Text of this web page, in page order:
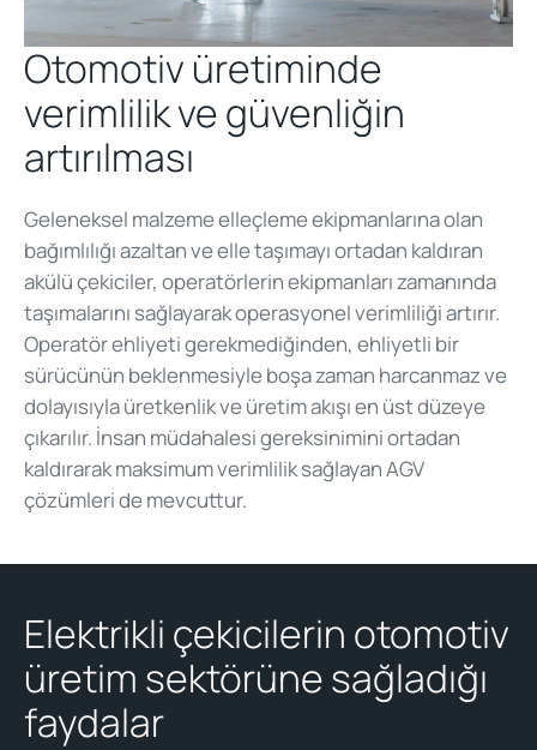
Video
Otomotiv üretiminde
verimlilik ve güvenliğin
artırılması
Geleneksel malzeme elleçleme ekipmanlarına olan
bağımlılığı azaltan ve elle taşımayı ortadan kaldıran
akülü çekiciler, operatörlerin ekipmanları zamanında
taşımalarını sağlayarak operasyonel verimliliği artırır.
Operatör ehliyeti gerekmediğinden, ehliyetli bir
sürücünün beklenmesiyle boşa zaman harcanmaz ve
dolayısıyla üretkenlik ve üretim akışı en üst düzeye
çıkarılır. İnsan müdahalesi gereksinimini ortadan
kaldırarak maksimum verimlilik sağlayan AGV
çözümleri de mevcuttur.
Elektrikli çekicilerin otomotiv
üretim sektörüne sağladığı
faydalar